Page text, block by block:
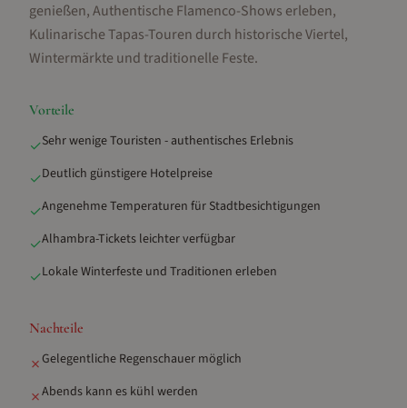
genießen, Authentische Flamenco-Shows erleben,
Kulinarische Tapas-Touren durch historische Viertel,
Wintermärkte und traditionelle Feste.
Vorteile
✓Sehr wenige Touristen - authentisches Erlebnis
✓Deutlich günstigere Hotelpreise
✓Angenehme Temperaturen für Stadtbesichtigungen
✓Alhambra-Tickets leichter verfügbar
✓Lokale Winterfeste und Traditionen erleben
Nachteile
✗Gelegentliche Regenschauer möglich
✗Abends kann es kühl werden